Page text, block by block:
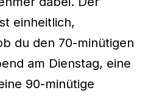
einheitlich,
du den 70-minütigen
am Dienstag, eine
90-minütige